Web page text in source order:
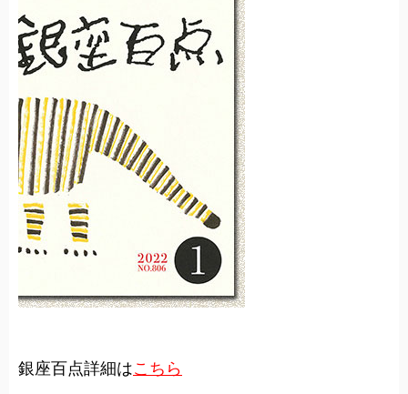
銀座百点詳細はこちら